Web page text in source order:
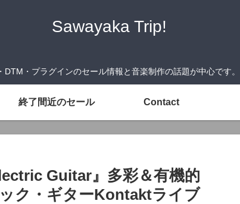
Sawayaka Trip!
DTM・プラグインのセール情報と音楽制作の話題が中心です。
終了間近のセール Contact
Guitar』多彩＆有機的
ク・ギターKontaktライブ